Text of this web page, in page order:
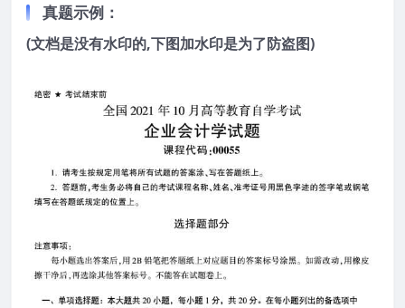
真题示例：
(文档是没有水印的,下图加水印是为了防盗图)